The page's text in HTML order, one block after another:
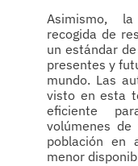
Asimismo,
recogida de
un estándar
presentes y
mundo. Las
visto en esta
eficiente
volúmenes de
población en
menor